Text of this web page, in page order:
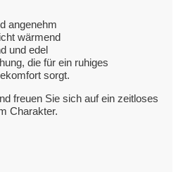
angenehm
wärmend
und edel
die für ein ruhiges
sorgt.
freuen Sie sich auf ein zeitloses
Charakter.